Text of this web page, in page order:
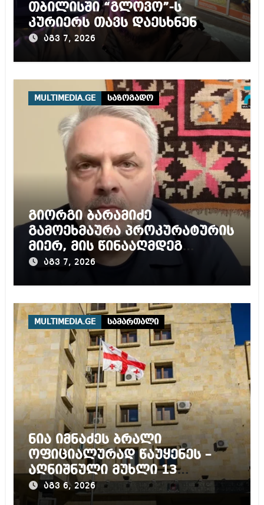
თბილისში “გლოვო”-ს
კურიერს თავს დაესხნენ
აგვ 7, 2026
MULTIMEDIA.GE საზოგადო
გიორგი ბარამიძე
გამოეხმაურა პროკურატურის
მიერ, მის წინააღმდეგ
დაწყებულ გამოძიებას
აგვ 7, 2026
MULTIMEDIA.GE სამართალი
ნია იმნაძეს ბრალი
ოფიციალურად წაუყენეს –
აღნიშნული მუხლი 13
წლამდე პატიმრობას
ითვალისწინებს
აგვ 6, 2026